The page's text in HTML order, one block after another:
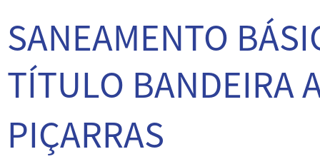
SANEAMENTO
TÍTULO BANDEIRA
PIÇARRAS